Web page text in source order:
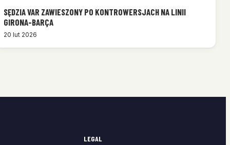
SĘDZIA VAR ZAWIESZONY PO KONTROWERSJACH NA LINII
GIRONA-BARÇA
20 lut 2026
LEGAL